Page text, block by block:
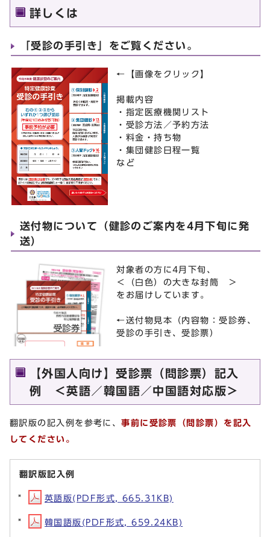
詳しくは
「受診の手引き」をご覧ください。
←【画像をクリック】
掲載内容
・指定医療機関リスト
・受診方法／予約方法
・料金・持ち物
・集団健診日程一覧
など
送付物について（健診のご案内を4月下旬に発
送）
対象者の方に4月下旬、
＜（白色）の大きな封筒 ＞
をお届けしています。
←送付物見本（内容物：受診券、
受診の手引き、受診票）
【外国人向け】受診票（問診票）記入
例 ＜英語／韓国語／中国語対応版＞
翻訳版の記入例を参考に、事前に受診票（問診票）を記入
してください。
翻訳版記入例
英語版(PDF形式, 665.31KB)
韓国語版(PDF形式, 659.24KB)